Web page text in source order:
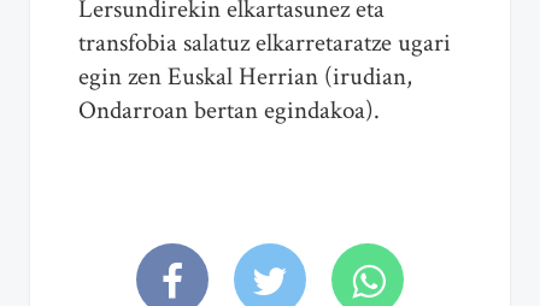
Lersundirekin elkartasunez eta
transfobia salatuz elkarretaratze ugari
egin zen Euskal Herrian (irudian,
Ondarroan bertan egindakoa).